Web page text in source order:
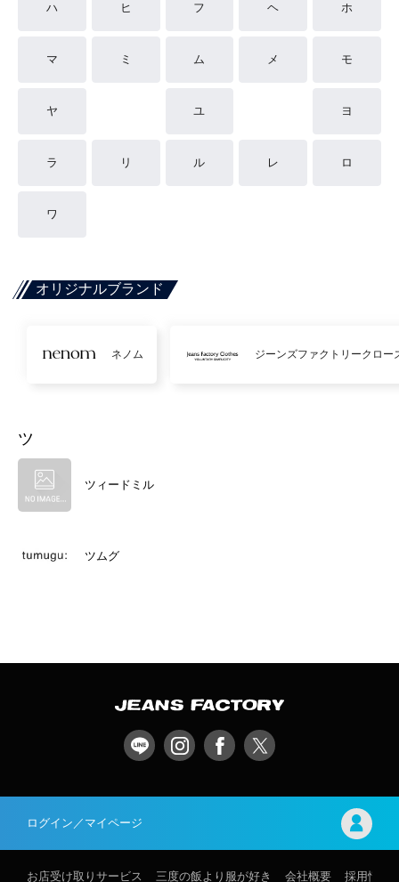
ハ ヒ フ ヘ ホ
マ ミ ム メ モ
ヤ ユ ヨ
ラ リ ル レ ロ
ワ
オリジナルブランド
ネノム ジーンズファクトリークロー
ツ
ツィードミル
ツムグ
ログイン／マイページ
お店受け取りサービス 三度の飯より服が好き 会社概要 採用情報